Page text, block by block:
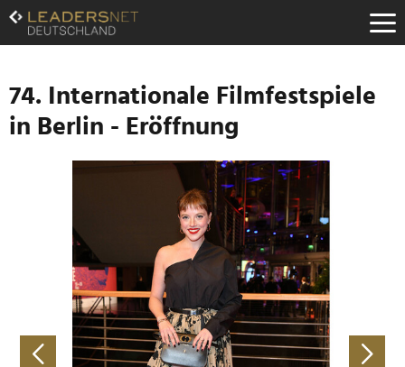
Zum
Inhalt
Zur
Navigation
Zur
Hauptnavigation
74. Internationale Filmfestspiele
in Berlin - Eröffnung